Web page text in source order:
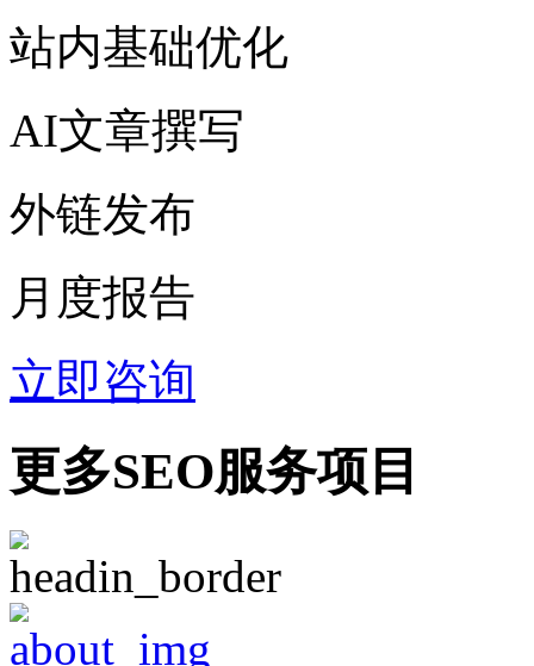
站内基础优化
AI文章撰写
外链发布
月度报告
立即咨询
更多SEO服务项目